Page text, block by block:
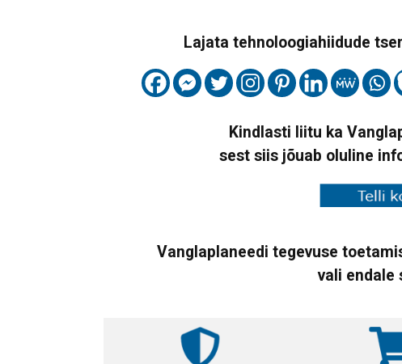
Lajata tehnoloogiahiidude
Kindlasti liitu ka
sest siis jõuab oluline
Vanglaplaneedi tegevuse
vali endale